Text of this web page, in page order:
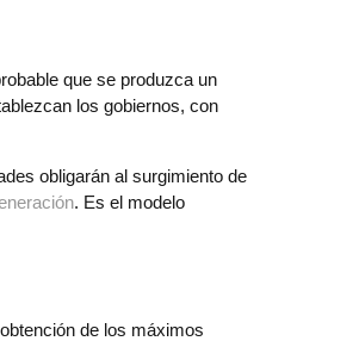
que se produzca un
los gobiernos, con
obligarán al surgimiento de
. Es el modelo
de los máximos